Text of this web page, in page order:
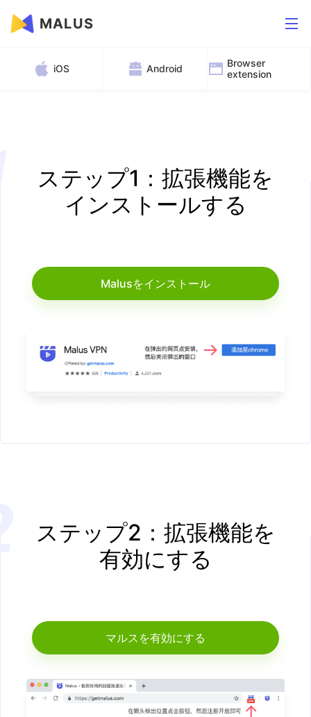
MALUS
iOS Android
Browser
extension
ステップ1：拡張機能を
インストールする
Malusをインストール
ステップ2：拡張機能を
有効にする
マルスを有効にする